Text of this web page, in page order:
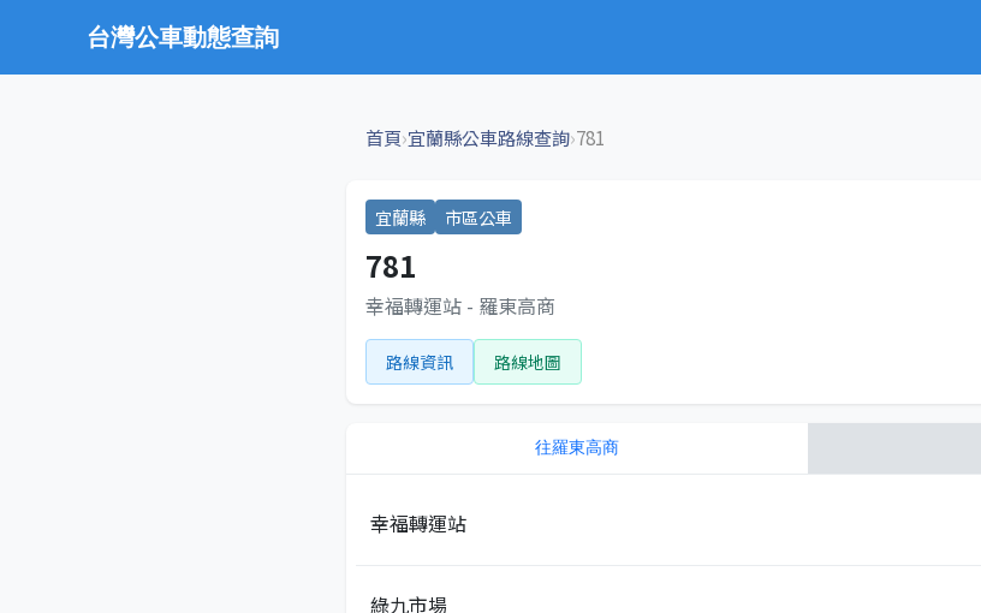
台灣公車動態查詢
首頁›宜蘭縣公車路線查詢›781
宜蘭縣 市區公車
781
幸福轉運站 - 羅東高商
路線資訊 路線地圖
往羅東高商
幸福轉運站
綠九市場